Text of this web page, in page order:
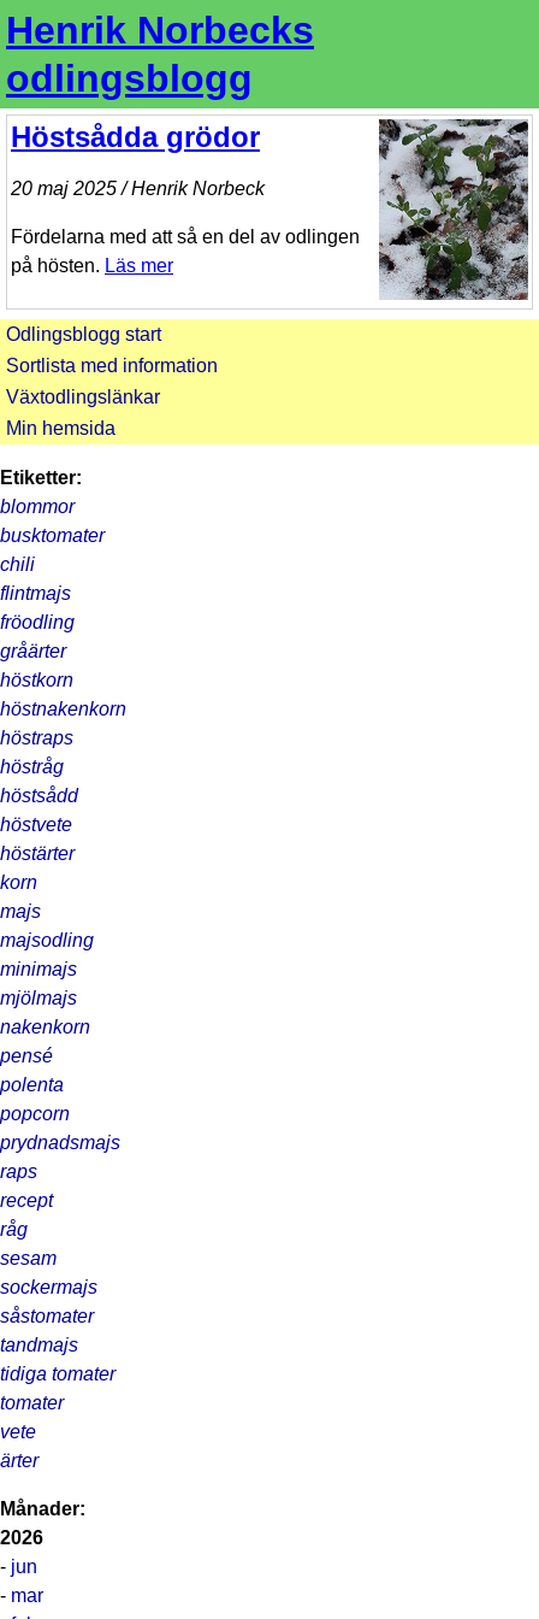
Henrik Norbecks
odlingsblogg
Höstsådda grödor
20 maj 2025 / Henrik Norbeck
Fördelarna med att så en del av odlingen
på hösten. Läs mer
Odlingsblogg start
Sortlista med information
Växtodlingslänkar
Min hemsida
Etiketter:
blommor
busktomater
chili
flintmajs
fröodling
gråärter
höstkorn
höstnakenkorn
höstraps
höstråg
höstsådd
höstvete
höstärter
korn
majs
majsodling
minimajs
mjölmajs
nakenkorn
pensé
polenta
popcorn
prydnadsmajs
raps
recept
råg
sesam
sockermajs
såstomater
tandmajs
tidiga tomater
tomater
vete
ärter
Månader:
2026
- jun
- mar